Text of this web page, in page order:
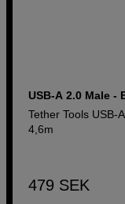
USB-A 2.0 Male -
Tether Tools USB-
4,6m
479 SEK